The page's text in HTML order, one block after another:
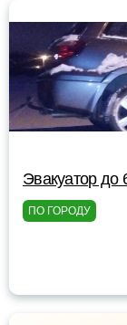
Эвакуатор до
ПО ГОРОДУ